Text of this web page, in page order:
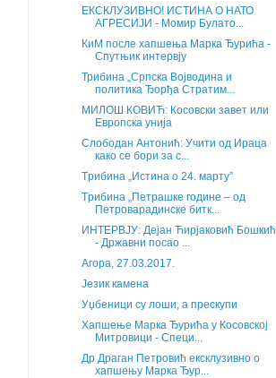
ЕКСКЛУЗИВНО! ИСТИНА О НАТО
АГРЕСИЈИ - Момир Булато...
КиМ после хапшења Марка Ђурића -
Спутњик интервју
Трибина „Српска Војводина и
политика Ђорђа Стратим...
МИЛОШ КОВИЋ: Косовски завет или
Европска унија
Слободан Антонић: Учити од Ираца
како се бори за с...
Tрибина „Истина о 24. марту”
Tрибина „Петрашке године – од
Петроварадинске битк...
ИНТЕРВЈУ: Дејан Ћирјаковић Бошкић
- Државни посао ...
Агора, 27.03.2017.
Језик камена
Уџбеници су лоши, а прескупи
Хапшење Марка Ђурића у Косовској
Митровици - Специ...
Др Драган Петровић ексклузивно о
хапшењу Марка Ђур...